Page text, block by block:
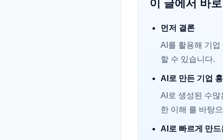
이 글에서 바
먼저 결론
AI를 활용해 기
할 수 있습니다.
AI로 만든 기업
AI로 생성된 수많
한 이해 를 바탕
AI로 빠르게 만드